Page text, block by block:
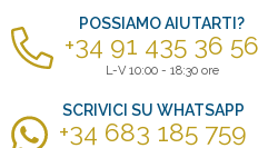
POSSIAMO AIUTARTI?
+34 91 435 36 56
L-V 10:00 - 18:30 ore
SCRIVICI SU WHATSAPP
+34 683 185 759